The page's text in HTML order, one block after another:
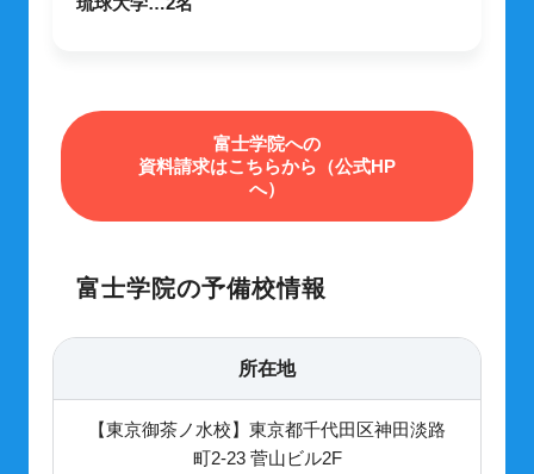
富士学院への
資料請求はこちらから（公式HP
へ）
富士学院の予備校情報
所在地
【東京御茶ノ水校】東京都千代田区神田淡路
町2-23 菅山ビル2F